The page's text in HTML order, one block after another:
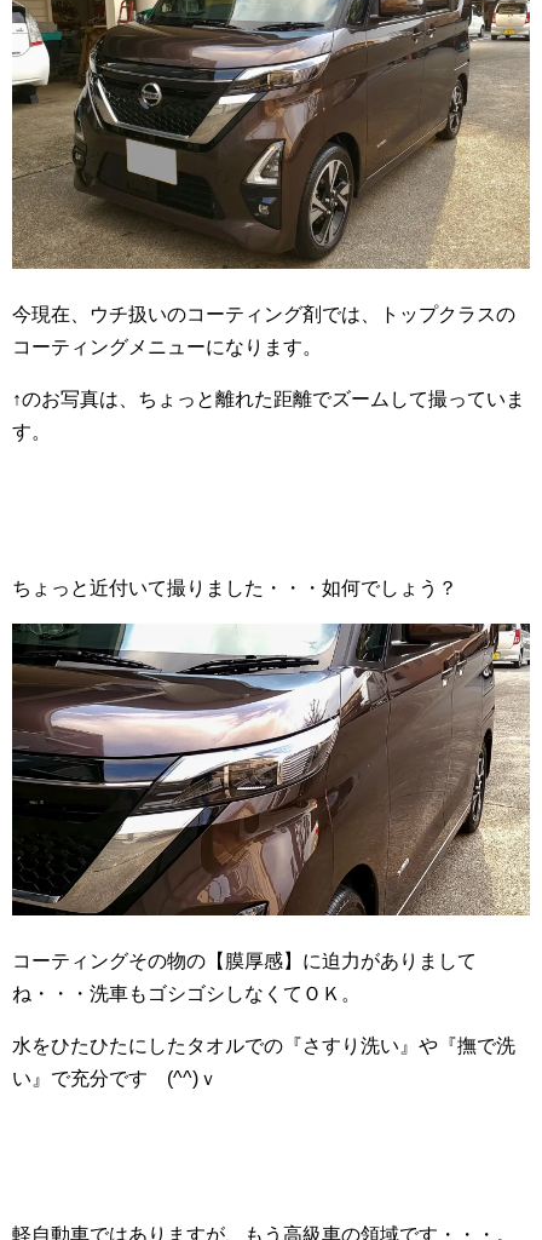
今現在、ウチ扱いのコーティング剤では、トップクラスの
コーティングメニューになります。
↑のお写真は、ちょっと離れた距離でズームして撮っていま
す。
ちょっと近付いて撮りました・・・如何でしょう？
コーティングその物の【膜厚感】に迫力がありまして
ね・・・洗車もゴシゴシしなくてＯＫ。
水をひたひたにしたタオルでの『さすり洗い』や『撫で洗
い』で充分です (^^)ｖ
軽自動車ではありますが、もう高級車の領域です・・・。